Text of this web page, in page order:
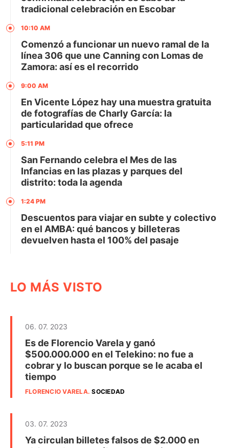
tradicional celebración en Escobar
10:10 AM
Comenzó a funcionar un nuevo ramal de la
línea 306 que une Canning con Lomas de
Zamora: así es el recorrido
9:00 AM
En Vicente López hay una muestra gratuita
de fotografías de Charly García: la
particularidad que ofrece
5:11 PM
San Fernando celebra el Mes de las
Infancias en las plazas y parques del
distrito: toda la agenda
1:24 PM
Descuentos para viajar en subte y colectivo
en el AMBA: qué bancos y billeteras
devuelven hasta el 100% del pasaje
LO MÁS VISTO
06. 07. 2023
Es de Florencio Varela y ganó
$500.000.000 en el Telekino: no fue a
cobrar y lo buscan porque se le acaba el
tiempo
FLORENCIO VARELA.SOCIEDAD
03. 07. 2023
Ya circulan billetes falsos de $2.000 en